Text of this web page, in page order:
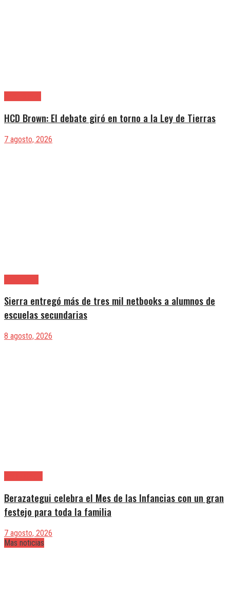
HCD Brown: El debate giró en torno a la Ley de Tierras
7 agosto, 2026
Sierra entregó más de tres mil netbooks a alumnos de
escuelas secundarias
8 agosto, 2026
Berazategui celebra el Mes de las Infancias con un gran
festejo para toda la familia
7 agosto, 2026
Mas noticias